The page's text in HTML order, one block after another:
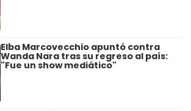
Elba Marcovecchio apuntó contra
Wanda Nara tras su regreso al país:
"Fue un show mediático"